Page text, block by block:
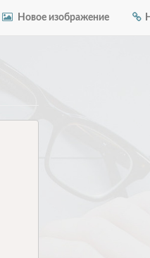
Новое изображение